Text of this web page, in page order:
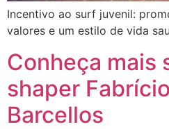
Incentivo ao surf juvenil:
valores e um estilo de vida
Conheça mais
shaper
Barcellos